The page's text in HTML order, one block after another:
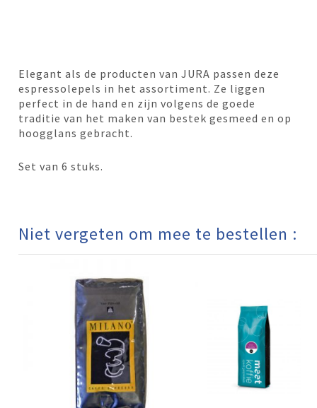
Elegant als de producten van JURA passen deze
espressolepels in het assortiment. Ze liggen
perfect in de hand en zijn volgens de goede
traditie van het maken van bestek gesmeed en op
hoogglans gebracht.
Set van 6 stuks.
Niet vergeten om mee te bestellen :